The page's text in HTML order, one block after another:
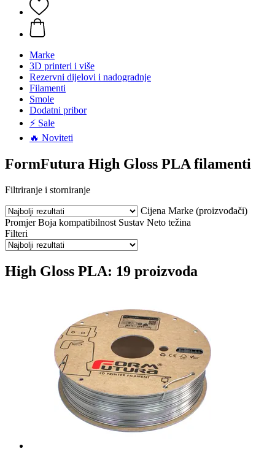
Marke
3D printeri i više
Rezervni dijelovi i nadogradnje
Filamenti
Smole
Dodatni pribor
⚡ Sale
🔥 Noviteti
FormFutura High Gloss PLA filamenti
Filtriranje i storniranje
Cijena Marke (proizvođači)
Promjer Boja kompatibilnost Sustav Neto težina
Filteri
High Gloss PLA: 19 proizvoda